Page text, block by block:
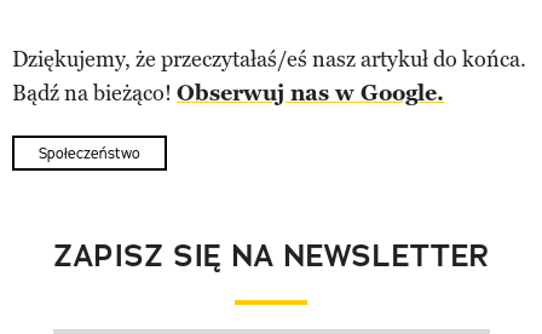
Dziękujemy, że przeczytałaś/eś nasz artykuł do końca.
Bądź na bieżąco! Obserwuj nas w Google.
Społeczeństwo
ZAPISZ SIĘ NA NEWSLETTER